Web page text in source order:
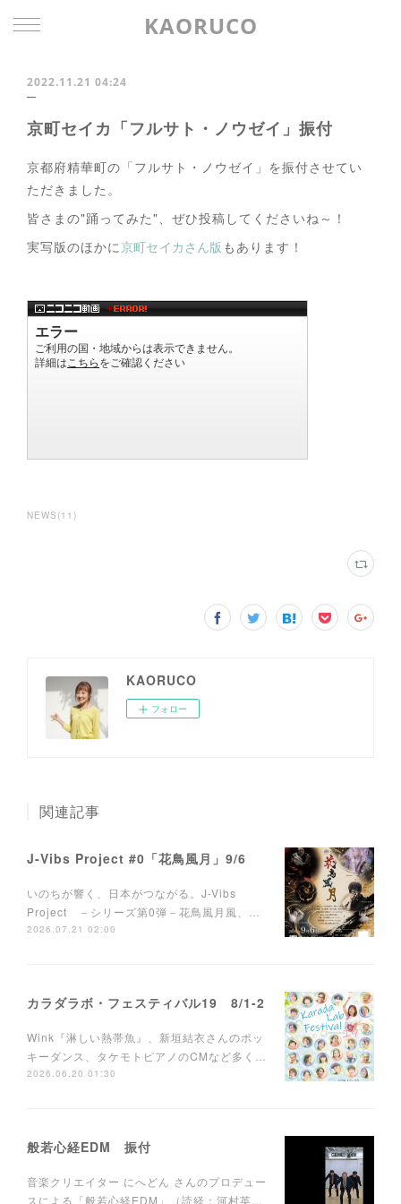
KAORUCO
2022.11.21 04:24
京町セイカ「フルサト・ノウゼイ」振付
京都府精華町の「フルサト・ノウゼイ」を振付させてい
ただきました。
皆さまの"踊ってみた"、ぜひ投稿してくださいね～！
実写版のほかに京町セイカさん版 もあります！
NEWS (11 )
KAORUCO
フォロー
関連記事
J-Vibs Project #0「花鳥風月」9/6
いのちが響く、日本がつながる。J-Vibs
Project －シリーズ第0弾－花鳥風月風、…
2026.07.21 02:00
カラダラボ・フェスティバル19 8/1-2
Wink『淋しい熱帯魚』、新垣結衣さんのポッ
キーダンス、タケモトピアノのCMなど多く…
2026.06.20 01:30
般若心経EDM 振付
音楽クリエイター にへどん さんのプロデュー
スによる「般若心経EDM」（読経：河村英…